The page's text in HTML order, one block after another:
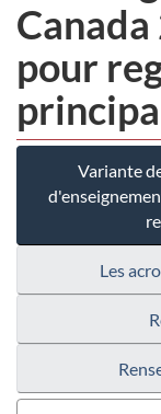
pour
Variante
Les